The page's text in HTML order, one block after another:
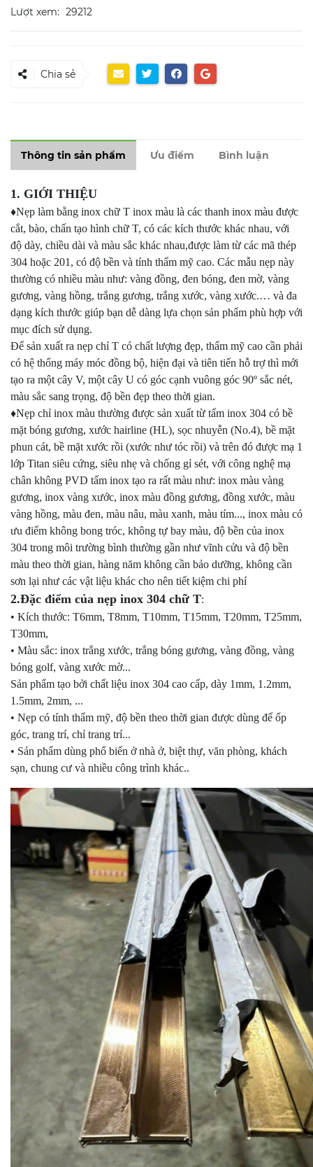
Lượt xem: 29212
Chia sẻ
Thông tin sản phẩm Ưu điểm Bình luận
1. GIỚI THIỆU
♦Nẹp làm bằng inox chữ T inox màu là các thanh inox màu được
cắt, bào, chấn tạo hình chữ T, có các kích thước khác nhau, với
độ dày, chiều dài và màu sắc khác nhau,được làm từ các mã thép
304 hoặc 201, có độ bền và tính thẩm mỹ cao. Các mẫu nẹp này
thường có nhiều màu như: vàng đồng, đen bóng, đen mờ, vàng
gương, vàng hồng, trắng gương, trắng xước, vàng xước.… và đa
dạng kích thước giúp bạn dễ dàng lựa chọn sản phẩm phù hợp với
mục đích sử dụng.
Để sản xuất ra nẹp chỉ T có chất lượng đẹp, thẩm mỹ cao cần phải
có hệ thống máy móc đồng bộ, hiện đại và tiên tiến hỗ trợ thì mới
tạo ra một cây V, một cây U có góc cạnh vuông góc 90º sắc nét,
màu sắc sang trọng, độ bền đẹp theo thời gian.
♦Nẹp chỉ inox màu thường được sản xuất từ tấm inox 304 có bề
mặt bóng gương, xước hairline (HL), sọc nhuyễn (No.4), bề mặt
phun cát, bề mặt xước rồi (xước như tóc rồi) và trên đó được mạ 1
lớp Titan siêu cứng, siêu nhẹ và chống gỉ sét, với công nghệ mạ
chân không PVD tấm inox tạo ra rất màu như: inox màu vàng
gương, inox vàng xước, inox màu đồng gương, đồng xước, màu
vàng hồng, màu đen, màu nâu, màu xanh, màu tím..., inox màu có
ưu điểm không bong tróc, không tự bay màu, độ bền của inox
304 trong môi trường bình thường gần như vĩnh cửu và độ bền
màu theo thời gian, hàng năm không cần bảo dưỡng, không cần
sơn lại như các vật liệu khác cho nên tiết kiệm chi phí
2.Đặc điểm của nẹp inox 304 chữ T:
• Kích thước: T6mm, T8mm, T10mm, T15mm, T20mm, T25mm,
T30mm,
• Màu sắc: inox trắng xước, trắng bóng gương, vàng đồng, vàng
bóng golf, vàng xước mờ...
Sản phẩm tạo bởi chất liệu inox 304 cao cấp, dày 1mm, 1.2mm,
1.5mm, 2mm, ...
• Nẹp có tính thẩm mỹ, độ bền theo thời gian được dùng để ốp
góc, trang trí, chỉ trang trí...
• Sản phẩm dùng phổ biến ở nhà ở, biệt thự, văn phòng, khách
sạn, chung cư và nhiều công trình khác..